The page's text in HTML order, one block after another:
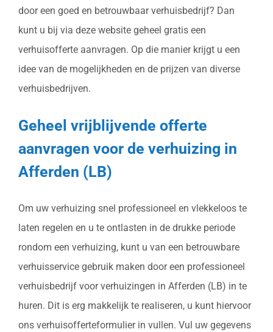
door een goed en betrouwbaar verhuisbedrijf? Dan
kunt u bij via deze website geheel gratis een
verhuisofferte aanvragen. Op die manier krijgt u een
idee van de mogelijkheden en de prijzen van diverse
verhuisbedrijven.
Geheel vrijblijvende offerte
aanvragen voor de verhuizing in
Afferden (LB)
Om uw verhuizing snel professioneel en vlekkeloos te
laten regelen en u te ontlasten in de drukke periode
rondom een verhuizing, kunt u van een betrouwbare
verhuisservice gebruik maken door een professioneel
verhuisbedrijf voor verhuizingen in Afferden (LB) in te
huren. Dit is erg makkelijk te realiseren, u kunt hiervoor
ons verhuisofferteformulier in vullen. Vul uw gegevens